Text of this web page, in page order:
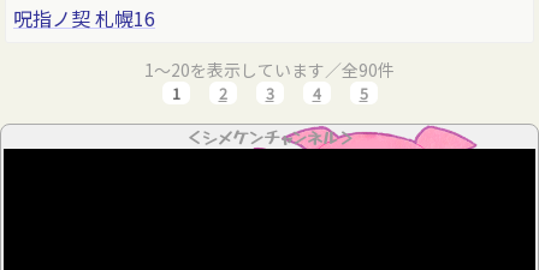
呪指ノ契 札幌16
1～20を表示しています／全90件
1 2 3 4 5
＜シメケンチャンネル＞